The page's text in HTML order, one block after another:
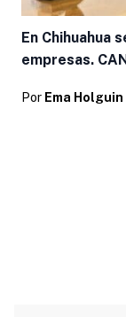
En Chihuahua
empresas.
Por Ema Holguin